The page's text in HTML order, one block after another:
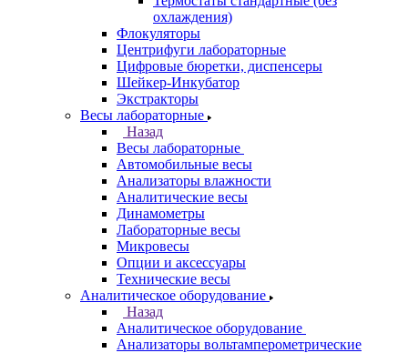
охлаждения)
Флокуляторы
Центрифуги лабораторные
Цифровые бюретки, диспенсеры
Шейкер-Инкубатор
Экстракторы
Весы лабораторные
Назад
Весы лабораторные
Автомобильные весы
Анализаторы влажности
Аналитические весы
Динамометры
Лабораторные весы
Микровесы
Опции и аксессуары
Технические весы
Аналитическое оборудование
Назад
Аналитическое оборудование
Анализаторы вольтамперометрические